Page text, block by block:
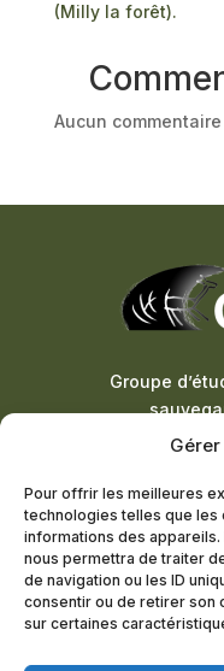
Pour offrir les meilleures
technologies telles que
informations des
nous permettra de traiter
de navigation ou les ID
consentir ou de retirer son
sur certaines
(Milly la forêt).
Aucun
Groupe